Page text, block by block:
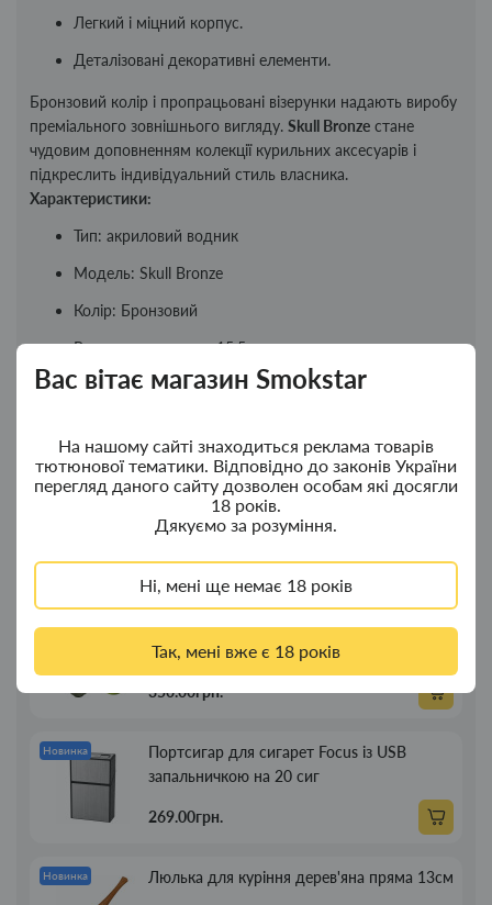
Вас вітає магазин Smokstar
На нашому сайті знаходиться реклама товарів
тютюнової тематики. Відповідно до законів України
перегляд даного сайту дозволен особам які досягли
18 років.
Дякуємо за розуміння.
Ні, мені ще немає 18 років
Так, мені вже є 18 років
Легкий і міцний корпус.
Деталізовані декоративні елементи.
Бронзовий колір і пропрацьовані візерунки надають виробу
преміального зовнішнього вигляду. Skull Bronze стане
чудовим доповненням колекції курильних аксесуарів і
підкреслить індивідуальний стиль власника.
Характеристики:
Тип: акриловий водник
Модель: Skull Bronze
Колір: Бронзовий
Висота з ковпаком: 15,5 см
Новинка
Ковпак для водного "Граната Ф1" - ковпак
з дерева
380.00грн.
Новинка
Ковпак для водного "Граната Ф1" - ковпак
композит
350.00грн.
Новинка
Портсигар для сигарет Focus із USB
запальничкою на 20 сиг
269.00грн.
Новинка Люлька для куріння дерев'яна пряма 13см